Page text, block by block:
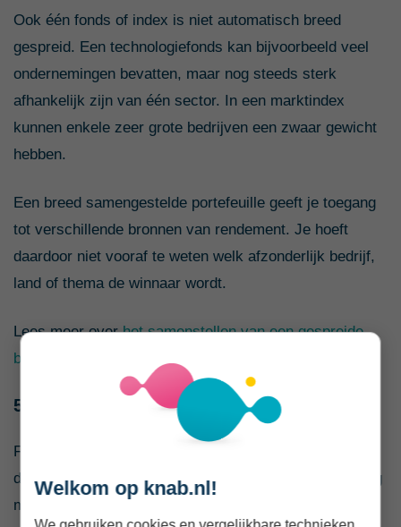
Ook één fonds of index is niet automatisch breed
gespreid. Een technologiefonds kan bijvoorbeeld veel
ondernemingen bevatten, maar nog steeds sterk
afhankelijk zijn van één sector. In een marktindex
kunnen enkele zeer grote bedrijven een zwaar gewicht
hebben.
Een breed samengestelde portefeuille geeft je toegang
tot verschillende bronnen van rendement. Je hoeft
daardoor niet vooraf te weten welk afzonderlijk bedrijf,
land of thema de winnaar wordt.
Lees meer overhet samenstellen van een gespreide
beleggingsportefeuille
5. Je plan te vaak veranderen
Financieel nieuws en beurskoersen veranderen iedere
dag. Dat betekent niet dat je portefeuille ook iedere dag
moet veranderen.
Welkom op knab.nl!